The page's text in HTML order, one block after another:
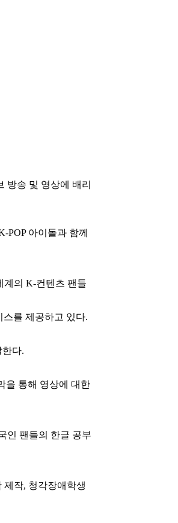
방송 및 영상에 배리
POP 아이돌과 함께
계의 K-컨텐츠 팬들
스를 제공하고 있다.
다.
을 통해 영상에 대한
인 팬들의 한글 공부
제작, 청각장애학생